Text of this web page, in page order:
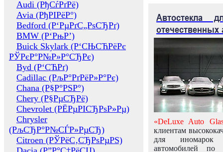
Audi (РђСѓРґРё)
Avia (РђРІРёР°)
Bedford (Р‘РµРґС„РѕСЂРґ)
BMW (Р‘РњР’)
Buick Skylark (Р‘СЊСЋРёРє
РЎРєР°Р№Р»Р°СЂРє)
Byd (Р‘СЋРґ)
Cadillac (РљР°РґРёР»Р°Рє)
Chana (Р§Р°РЅР°)
Chery (Р§РµСЂРё)
Chevrolet (РЁРµРІСЂРѕР»Рµ)
Chrysler
(РљСЂР°Р№СЃР»РµСЂ)
Citroen (РЎРёС‚СЂРѕРµРЅ)
Автостекла
отечественных
«DeLuxe Auto
клиентам
для иномарок
автомобилей